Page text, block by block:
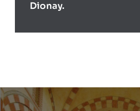
Dionay.